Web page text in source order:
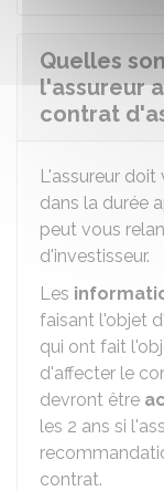
Quelles
l'assureur
contrat
L'assureur
dans la durée
peut vous
d'investisseur.
Les
faisant l'objet
qui ont fait
d'affecter le
devront être
les 2 ans si
contrat.